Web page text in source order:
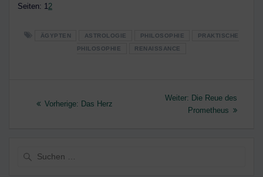
Seiten: Seite
1 ,
Seite
2
ÄGYPTEN ASTROLOGIE PHILOSOPHIE
PRAKTISCHE
PHILOSOPHIE
RENAISSANCE
Beitragsnavigation
Vorherige: Vorheriger
Das Herz
Weiter: Nächster
Beitrag:
Die Reue des
Prometheus